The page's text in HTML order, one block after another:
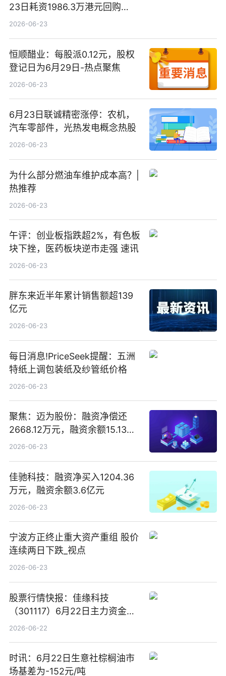
23日耗资1986.3万港元回购
485.85万股
2026-06-23
恒顺醋业：每股派0.12元，股权
登记日为6月29日-热点聚焦
2026-06-23
6月23日联诚精密涨停：农机，
汽车零部件，光热发电概念热股
2026-06-23
为什么部分燃油车维护成本高？|
热推荐
2026-06-23
午评：创业板指跌超2%，有色板
块下挫，医药板块逆市走强 速讯
2026-06-23
胖东来近半年累计销售额超139
亿元
2026-06-23
每日消息!PriceSeek提醒：五洲
特纸上调包装纸及纱管纸价格
2026-06-23
聚焦：迈为股份：融资净偿还
2668.12万元，融资余额15.13亿
元
2026-06-23
佳驰科技：融资净买入1204.36
万元，融资余额3.6亿元
2026-06-23
宁波方正终止重大资产重组 股价
连续两日下跌_视点
2026-06-23
股票行情快报：佳缘科技
（301117）6月22日主力资金净
卖出1416.44万元_今日精选
2026-06-22
时讯：6月22日生意社棕榈油市
场基差为-152元/吨